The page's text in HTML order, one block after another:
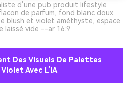
d’une pub produit lifestyle
de parfum, fond blanc doux
blush et violet améthyste, espace
laissé vide --ar 16:9
Des Visuels De Palettes
Violet Avec L’IA